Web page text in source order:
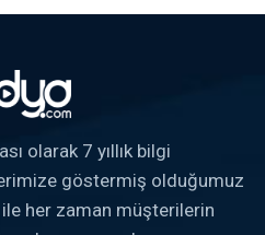
olarak 7 yıllık bilgi
göstermiş olduğumuz
her zaman müşterilerin